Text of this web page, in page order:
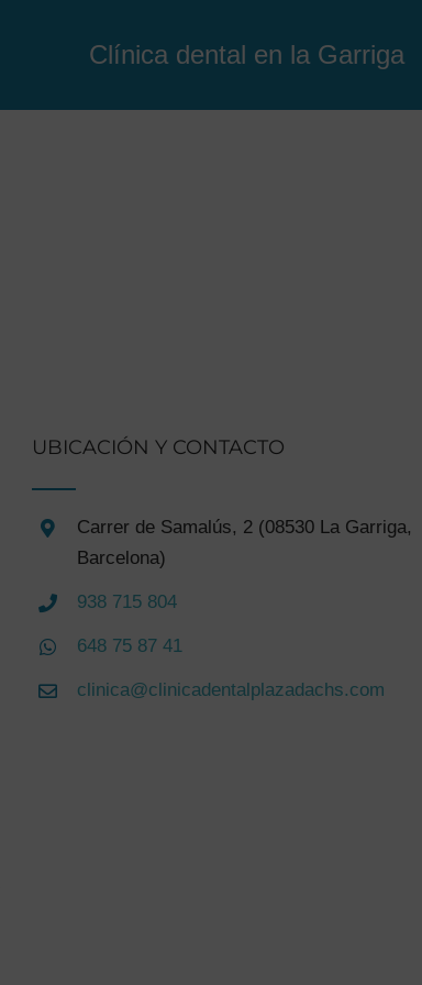
Clínica dental en la Garriga
UBICACIÓN Y CONTACTO
Carrer de Samalús, 2 (08530 La Garriga,
Barcelona)
938 715 804
648 75 87 41
clinica@clinicadentalplazadachs.com